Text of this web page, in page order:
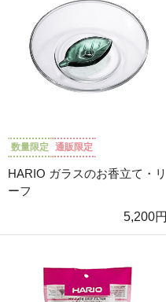
数量限定 通販限定
HARIO ガラスのお香立て・リ
ーフ
5,200円